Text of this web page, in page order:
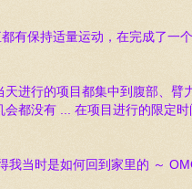
有保持适量运动，在完成了一
进行的项目都集中到腹部、
会都没有 ... 在项目进行的限定
当时是如何回到家里的 ～